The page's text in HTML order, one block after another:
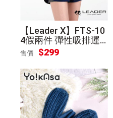
【Leader X】FTS-10
4假兩件 彈性吸排運
動短褲 女款(深藍S)
售價 $299